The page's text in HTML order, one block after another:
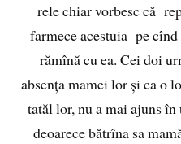
rele chiar vorbesc că
farmece acestuia pe
rămînă cu ea. Cei doi
absența mamei lor și ca o
tatăl lor, nu a mai ajuns
deoarece bătrîna sa